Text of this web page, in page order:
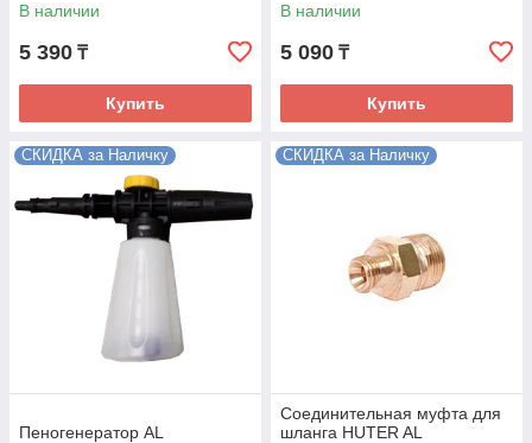
В наличии
5 390 ₸
Купить
В наличии
5 090 ₸
Купить
СКИДКА за Наличку
Пеногенератор AL
СКИДКА за Наличку
Соединительная муфта для
шланга HUTER AL